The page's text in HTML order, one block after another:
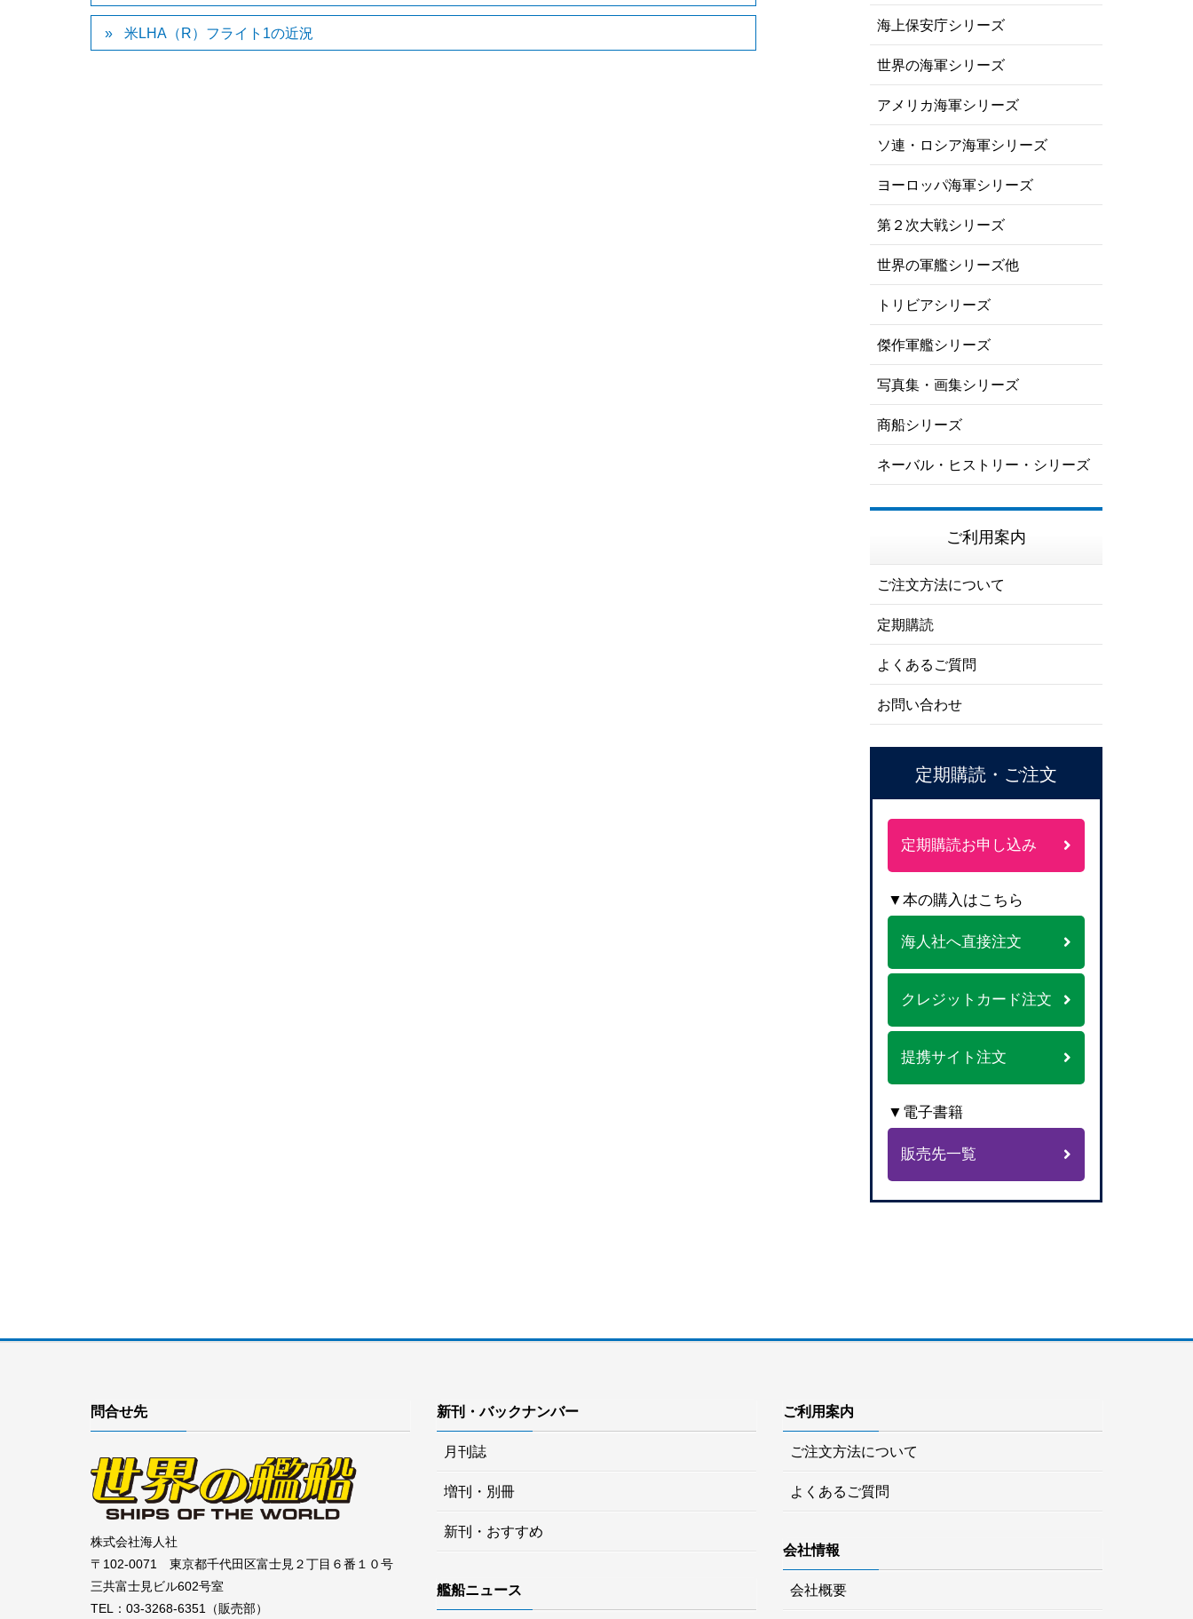
米LHA（R）フライト1の近況
海上保安庁シリーズ
世界の海軍シリーズ
アメリカ海軍シリーズ
ソ連・ロシア海軍シリーズ
ヨーロッパ海軍シリーズ
第２次大戦シリーズ
世界の軍艦シリーズ他
トリビアシリーズ
傑作軍艦シリーズ
写真集・画集シリーズ
商船シリーズ
ネーバル・ヒストリー・シリーズ
ご利用案内
ご注文方法について
定期購読
よくあるご質問
お問い合わせ
定期購読・ご注文
定期購読お申し込み
▼本の購入はこちら
海人社へ直接注文
クレジットカード注文
提携サイト注文
▼電子書籍
販売先一覧
問合せ先
株式会社海人社
〒102-0071 東京都千代田区富士見２丁目６番１０号
三共富士見ビル602号室
TEL：03-3268-6351（販売部）
新刊・バックナンバー
月刊誌
増刊・別冊
新刊・おすすめ
艦船ニュース
ご利用案内
ご注文方法について
よくあるご質問
会社情報
会社概要